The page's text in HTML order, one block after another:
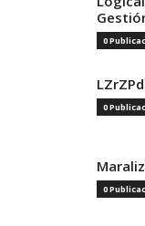
0
0
0